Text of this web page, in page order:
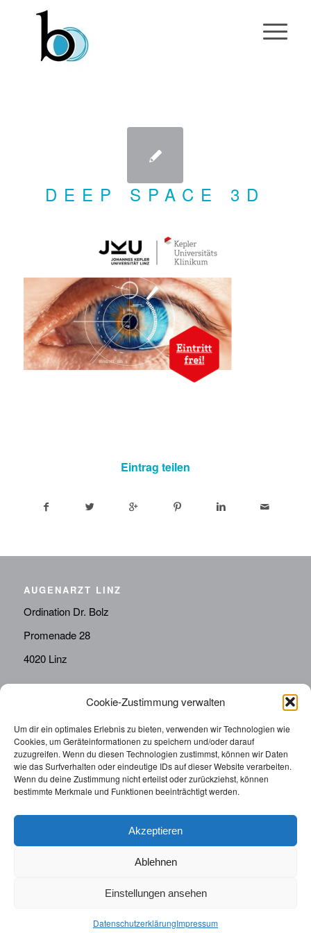
Cookie-Zustimmung verwalten
Um dir ein optimales Erlebnis zu bieten, verwenden wir Technologien wie
Cookies, um Geräteinformationen zu speichern und/oder darauf
zuzugreifen. Wenn du diesen Technologien zustimmst, können wir Daten
wie das Surfverhalten oder eindeutige IDs auf dieser Website verarbeiten.
Wenn du deine Zustimmung nicht erteilst oder zurückziehst, können
bestimmte Merkmale und Funktionen beeinträchtigt werden.
Akzeptieren
Ablehnen
Einstellungen ansehen
DatenschutzerklärungImpressum
DEEP SPACE 3D
Eintrag teilen
AUGENARZT LINZ
Ordination Dr. Bolz
Promenade 28
4020 Linz
Telefon:
0676814287655
sekretariat@drbolz.at
ORDINATIONSZEITEN
Telefonische Terminvereinbarung: Montag – Freitag von
© 2025 | Augenarzt Dr. Bolz |Impressum